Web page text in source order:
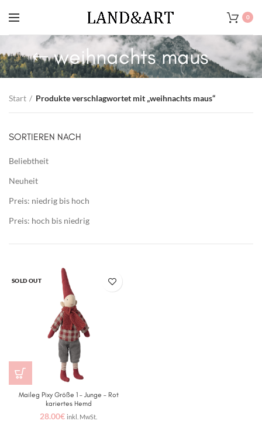
0
weihnachts maus
Start Produkte verschlagwortet mit „weihnachts maus“
SORTIEREN NACH
Beliebtheit
Neuheit
Preis: niedrig bis hoch
Preis: hoch bis niedrig
SOLD OUT
Maileg Pixy Größe 1 – Junge – Rot
kariertes Hemd
28.00€ inkl. MwSt.